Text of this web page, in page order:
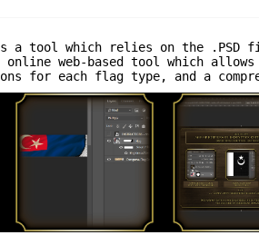
a tool which relies on the
online web-based tool which
for each flag type, and a